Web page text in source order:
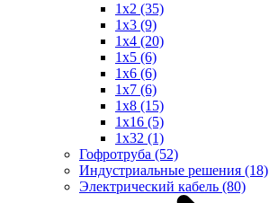
1x2 (35)
1x3 (9)
1x4 (20)
1x5 (6)
1x6 (6)
1x7 (6)
1x8 (15)
1x16 (5)
1x32 (1)
Гофротруба (52)
Индустриальные решения (18)
Электрический кабель (80)